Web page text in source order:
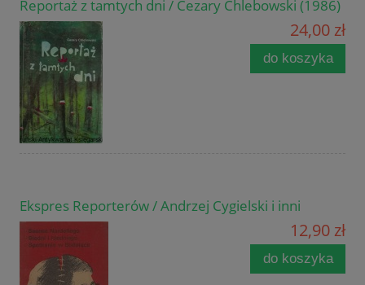
Reportaż z tamtych dni / Cezary Chlebowski (1986)
24,00 zł
do koszyka
Ekspres Reporterów / Andrzej Cygielski i inni
12,90 zł
do koszyka